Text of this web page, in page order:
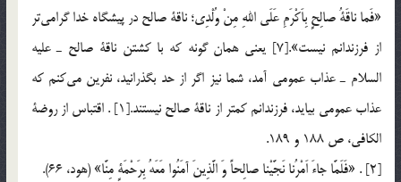
«فَما ناقَةُ صالِحٍ بِاَكْرَمِ عَلَي اللهِ مِنْ وُلْدِي؛ ناقة صالح در پيشگاه خدا گرامي‎تر
از فرزندانم نيست».[7] يعني همان گونه كه با كشتن ناقة صالح ـ عليه
السلام ـ عذاب عمومي آمد، شما نيز اگر از حد بگذرانيد، نفرين مي‎كنم كه
عذاب عمومي بيايد، فرزندانم كمتر از ناقة صالح نيستند.[1] . اقتباس از روضة
الكافي، ص 188 و 189.
[2] . «فَلَمَّا جاءَ اَمْرُنا نَجَّيْنا صالِحاً وَ الَّذِينَ آمَنُوا مَعَهُ بِرَحْمَةٍ مِنَّا» (هود، 66).